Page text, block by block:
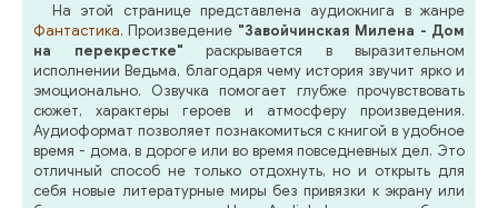
На этой странице представлена аудиокнига в жанре
Фантастика. Произведение "Завойчинская Милена - Дом
на перекрестке" раскрывается в выразительном
исполнении Ведьма, благодаря чему история звучит ярко и
эмоционально. Озвучка помогает глубже прочувствовать
сюжет, характеры героев и атмосферу произведения.
Аудиоформат позволяет познакомиться с книгой в удобное
время - дома, в дороге или во время повседневных дел. Это
отличный способ не только отдохнуть, но и открыть для
себя новые литературные миры без привязки к экрану или